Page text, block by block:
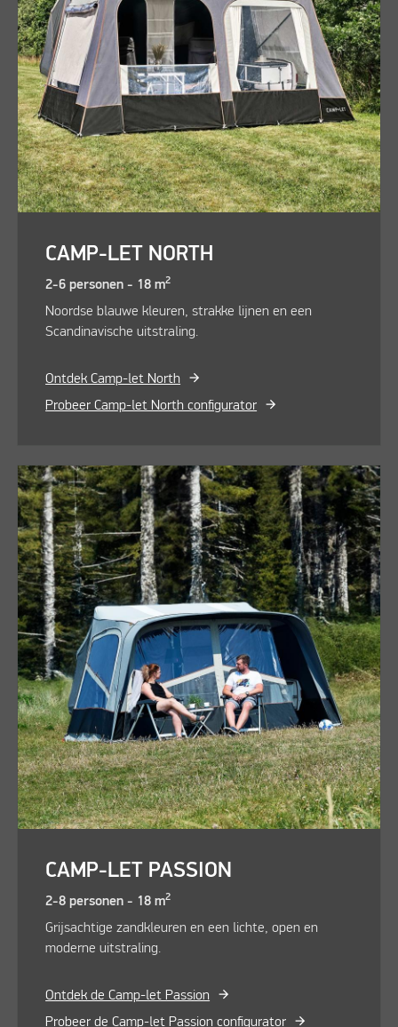
CAMP-LET NORTH
2-6 personen - 18 m2
Noordse blauwe kleuren, strakke lijnen en een
Scandinavische uitstraling.
Ontdek Camp-let North
Probeer Camp-let North configurator
CAMP-LET PASSION
2-8 personen - 18 m2
Grijsachtige zandkleuren en een lichte, open en
moderne uitstraling.
Ontdek de Camp-let Passion
Probeer de Camp-let Passion configurator